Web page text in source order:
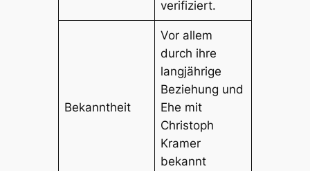
verifiziert.
Bekanntheit
Vor allem
durch ihre
langjährige
Beziehung und
Ehe mit
Christoph
Kramer
bekannt